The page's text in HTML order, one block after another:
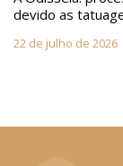
devido as
22 de julho de 2026